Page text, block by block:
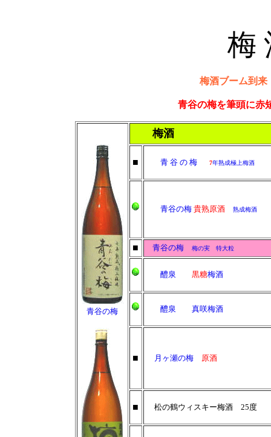
梅
梅酒ブーム到
青谷の梅を筆頭に赤
青谷の梅
梅酒
■ 青 谷 の 梅 7年熟成極上梅酒
青谷の梅 貴熟原酒 熟成梅酒
■ 青谷の梅 梅の実 特大粒
醴泉 黒糖梅酒
醴泉 真咲梅酒
■ 月ヶ瀬の梅 原酒
■ 松の鶴ウィスキー梅酒 25度